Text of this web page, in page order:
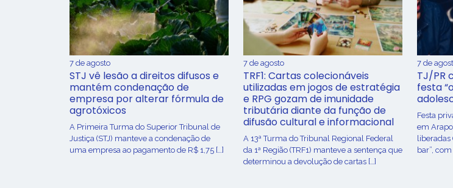
7 de agosto
STJ vê lesão a direitos difusos e
mantém condenação de
empresa por alterar fórmula de
agrotóxicos
​A Primeira Turma do Superior Tribunal de
Justiça (STJ) manteve a condenação de
uma empresa ao pagamento de R$ 1,75 […]
7 de agosto
TRF1: Cartas colecionáveis
utilizadas em jogos de estratégia
e RPG gozam de imunidade
tributária diante da função de
difusão cultural e informacional
A 13ª Turma do Tribunal Regional Federal
da 1ª Região (TRF1) manteve a sentença que
determinou a devolução de cartas […]
7 de
TJ/PR
festa
Festa
em
liberadas
bar”, com